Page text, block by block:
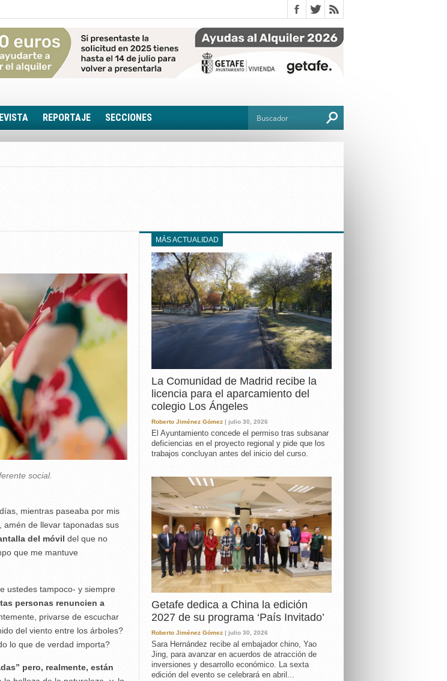
REPORTAJE SECCIONES
FOTONOTICIA
RUTA DE LA MEMORIA
LA VOZ DE LA
EXPERIENCIA
IN MEMORIAM
MEMORIA RECUPERADA
UN MINUTO EN EL
MUSEO
social.
mientras paseaba por mis
de llevar taponadas sus
del móvil del que no
que me mantuve
ustedes tampoco- y siempre
personas renuncien a
privarse de escuchar
del viento entre los árboles?
lo que de verdad importa?
pero, realmente, están
MÁS ACTUALIDAD
La Comunidad de Madrid recibe la
licencia para el aparcamiento del
colegio Los Ángeles
Roberto Jiménez Gómez | julio 30, 2026
El Ayuntamiento concede el permiso tras subsanar
deficiencias en el proyecto regional y pide que los
trabajos concluyan antes del inicio del curso.
Getafe dedica a China la edición
2027 de su programa ‘País Invitado’
Roberto Jiménez Gómez | julio 30, 2026
Sara Hernández recibe al embajador chino, Yao
Jing, para avanzar en acuerdos de atracción de
inversiones y desarrollo económico. La sexta
edición del evento se celebrará en abril...